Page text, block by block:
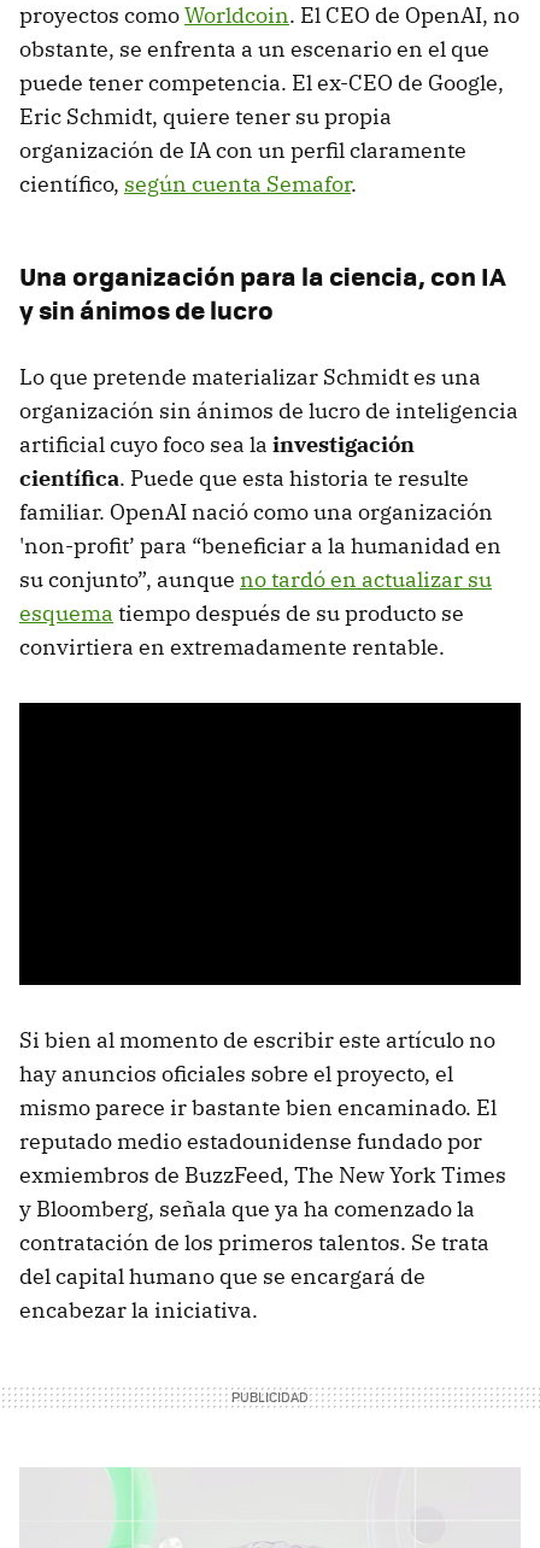
proyectos comoWorldcoin. El CEO de OpenAI, no
obstante, se enfrenta a un escenario en el que
puede tener competencia. El ex-CEO de Google,
Eric Schmidt, quiere tener su propia
organización de IA con un perfil claramente
científico, según cuenta Semafor.
Una organización para la ciencia, con IA
y sin ánimos de lucro
Lo que pretende materializar Schmidt es una
organización sin ánimos de lucro de inteligencia
artificial cuyo foco sea la investigación
científica. Puede que esta historia te resulte
familiar. OpenAI nació como una organización
'non-profit’ para “beneficiar a la humanidad en
su conjunto”, aunque no tardó en actualizar su
esquema tiempo después de su producto se
convirtiera en extremadamente rentable.
Si bien al momento de escribir este artículo no
hay anuncios oficiales sobre el proyecto, el
mismo parece ir bastante bien encaminado. El
reputado medio estadounidense fundado por
exmiembros de BuzzFeed, The New York Times
y Bloomberg, señala que ya ha comenzado la
contratación de los primeros talentos. Se trata
del capital humano que se encargará de
encabezar la iniciativa.